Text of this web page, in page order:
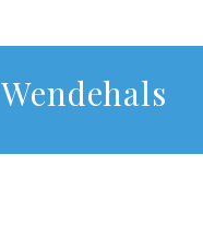
Wendehals